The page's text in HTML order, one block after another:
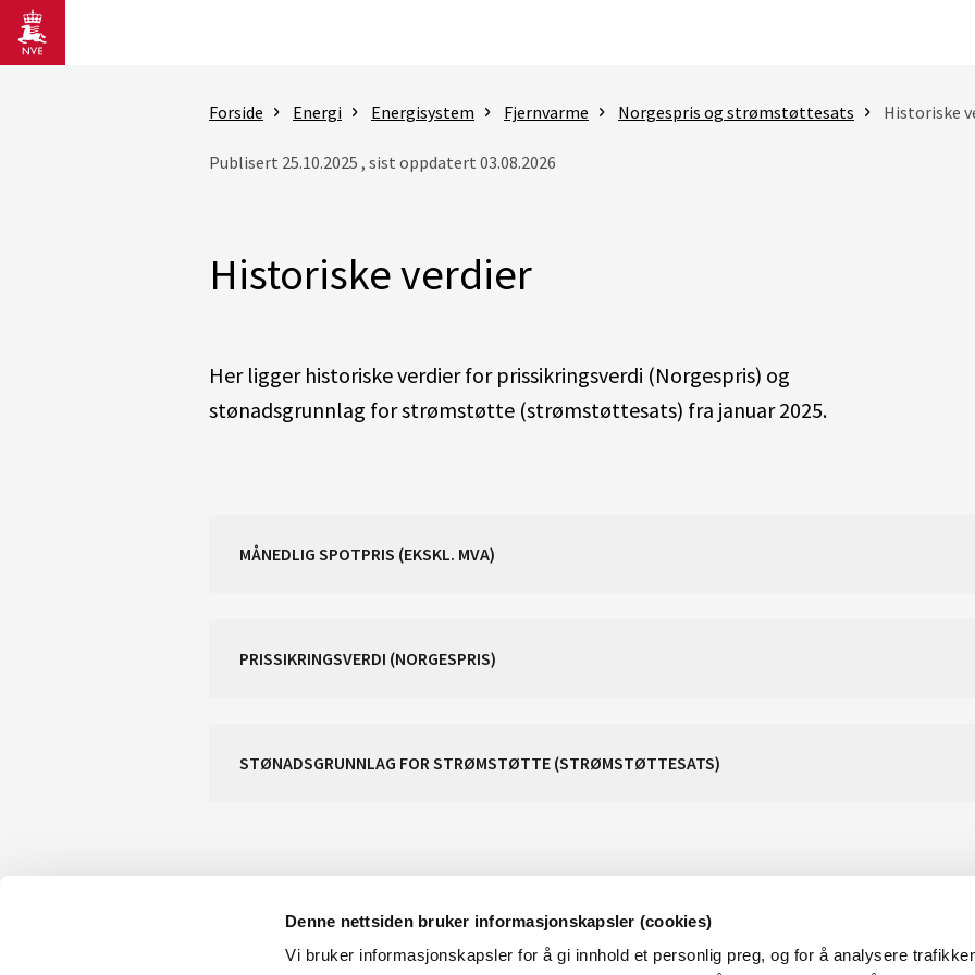
Denne nettsiden bruker informasjonskapsler (cookies)
Vi bruker informasjonskapsler for å gi innhold et personlig preg, og for å analysere
Gå til hovedinnhold
Forside Energi Energisystem Fjernvarme Norgespris og strømstøttesats Historiske
Publisert 25.10.2025 , sist oppdatert 03.08.2026
Historiske verdier
Her ligger historiske verdier for prissikringsverdi (Norgespris) og
stønadsgrunnlag for strømstøtte (strømstøttesats) fra januar 2025.
MÅNEDLIG SPOTPRIS (EKSKL. MVA)
PRISSIKRINGSVERDI (NORGESPRIS)
STØNADSGRUNNLAG FOR STRØMSTØTTE (STRØMSTØTTESATS)
KONTAKT OSS OM NVE OM NETTSTEDET